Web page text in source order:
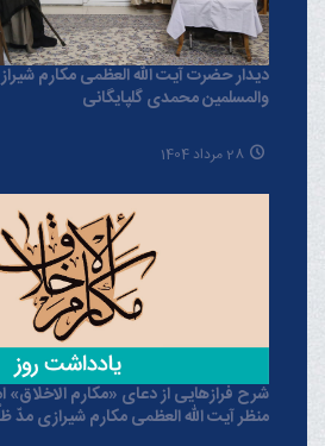
دیدار حضرت آیت الله العظمی مکارم
والمسلمین محمدی گلپایگانی
28 مرداد 1404
شرح فرازهایی از دعای «مکارم الاخلاق»
منظر آیت الله العظمی مکارم شیرازی مدّ